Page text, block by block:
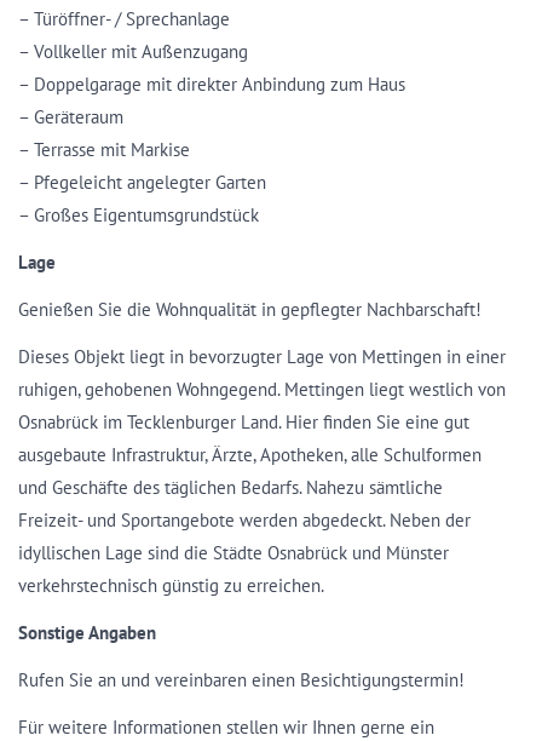
– Türöffner- / Sprechanlage
– Vollkeller mit Außenzugang
– Doppelgarage mit direkter Anbindung zum Haus
– Geräteraum
– Terrasse mit Markise
– Pfegeleicht angelegter Garten
– Großes Eigentumsgrundstück
Lage
Genießen Sie die Wohnqualität in gepflegter Nachbarschaft!
Dieses Objekt liegt in bevorzugter Lage von Mettingen in einer
ruhigen, gehobenen Wohngegend. Mettingen liegt westlich von
Osnabrück im Tecklenburger Land. Hier finden Sie eine gut
ausgebaute Infrastruktur, Ärzte, Apotheken, alle Schulformen
und Geschäfte des täglichen Bedarfs. Nahezu sämtliche
Freizeit- und Sportangebote werden abgedeckt. Neben der
idyllischen Lage sind die Städte Osnabrück und Münster
verkehrstechnisch günstig zu erreichen.
Sonstige Angaben
Rufen Sie an und vereinbaren einen Besichtigungstermin!
Für weitere Informationen stellen wir Ihnen gerne ein